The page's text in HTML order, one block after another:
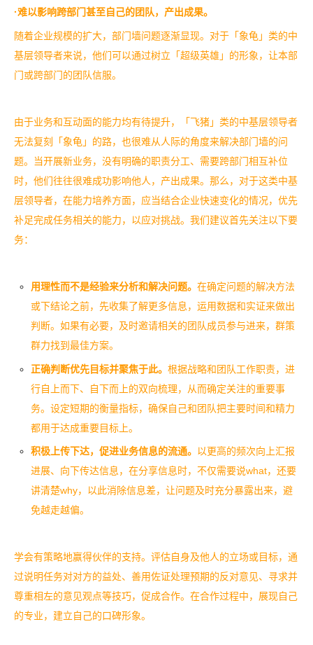
·难以影响跨部门甚至自己的团队，产出成果。
随着企业规模的扩大，部门墙问题逐渐显现。对于「象龟」类的中
基层领导者来说，他们可以通过树立「超级英雄」的形象，让本部
门或跨部门的团队信服。
由于业务和互动面的能力均有待提升，「飞猪」类的中基层领导者
无法复刻「象龟」的路，也很难从人际的角度来解决部门墙的问
题。当开展新业务，没有明确的职责分工、需要跨部门相互补位
时，他们往往很难成功影响他人，产出成果。 那么，对于这类中基
层领导者，在能力培养方面，应当结合企业快速变化的情况，优先
补足完成任务相关的能力，以应对挑战。我们建议首先关注以下要
务：
用理性而不是经验来分析和解决问题。 在确定问题的解决方法
或下结论之前，先收集了解更多信息，运用数据和实证来做出
判断。如果有必要，及时邀请相关的团队成员参与进来，群策
群力找到最佳方案。
正确判断优先目标并聚焦于此。 根据战略和团队工作职责，进
行自上而下、自下而上的双向梳理，从而确定关注的重要事
务。设定短期的衡量指标，确保自己和团队把主要时间和精力
都用于达成重要目标上。
积极上传下达，促进业务信息的流通。 以更高的频次向上汇报
进展、向下传达信息，在分享信息时，不仅需要说what，还要
讲清楚why，以此消除信息差，让问题及时充分暴露出来，避
免越走越偏。
学会有策略地赢得伙伴的支持。评估自身及他人的立场或目标，通
过说明任务对对方的益处、善用佐证处理预期的反对意见、寻求并
尊重相左的意见观点等技巧，促成合作。在合作过程中，展现自己
的专业，建立自己的口碑形象。